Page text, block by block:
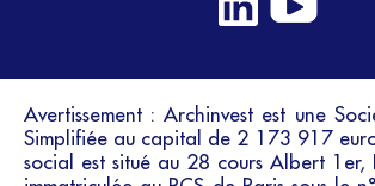
Avertissement : Archinvest est une
Simplifiée au capital de 2 173 917
social est situé au 28 cours Albert 1er,